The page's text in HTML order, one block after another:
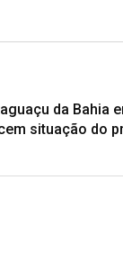
da Bahia
situação do